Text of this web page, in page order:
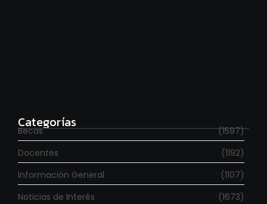
Categorías
Becas
(1597)
Docentes
(1192)
Información General
(1107)
Noticias de Interés
(1673)